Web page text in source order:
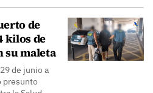
de
kilos de
su maleta
de junio a
presunto